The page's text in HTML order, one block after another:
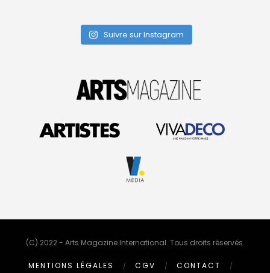
Suivre sur Instagram
(C) 2022 - Arts Magazine International. Tous droits réservés.
MENTIONS LÉGALES CGV CONTACT